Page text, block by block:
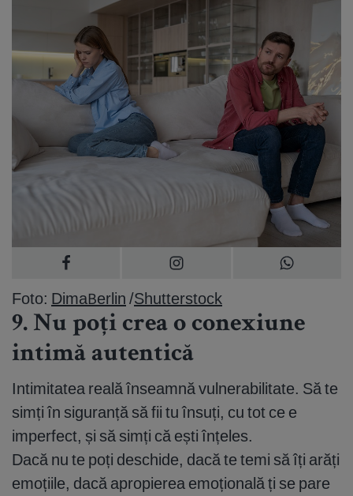
Foto: DimaBerlin /Shutterstock
9. Nu poți crea o conexiune
intimă autentică
Intimitatea reală înseamnă vulnerabilitate. Să te
simți în siguranță să fii tu însuți, cu tot ce e
imperfect, și să simți că ești înțeles.
Dacă nu te poți deschide, dacă te temi să îți arăți
emoțiile, dacă apropierea emoțională ți se pare